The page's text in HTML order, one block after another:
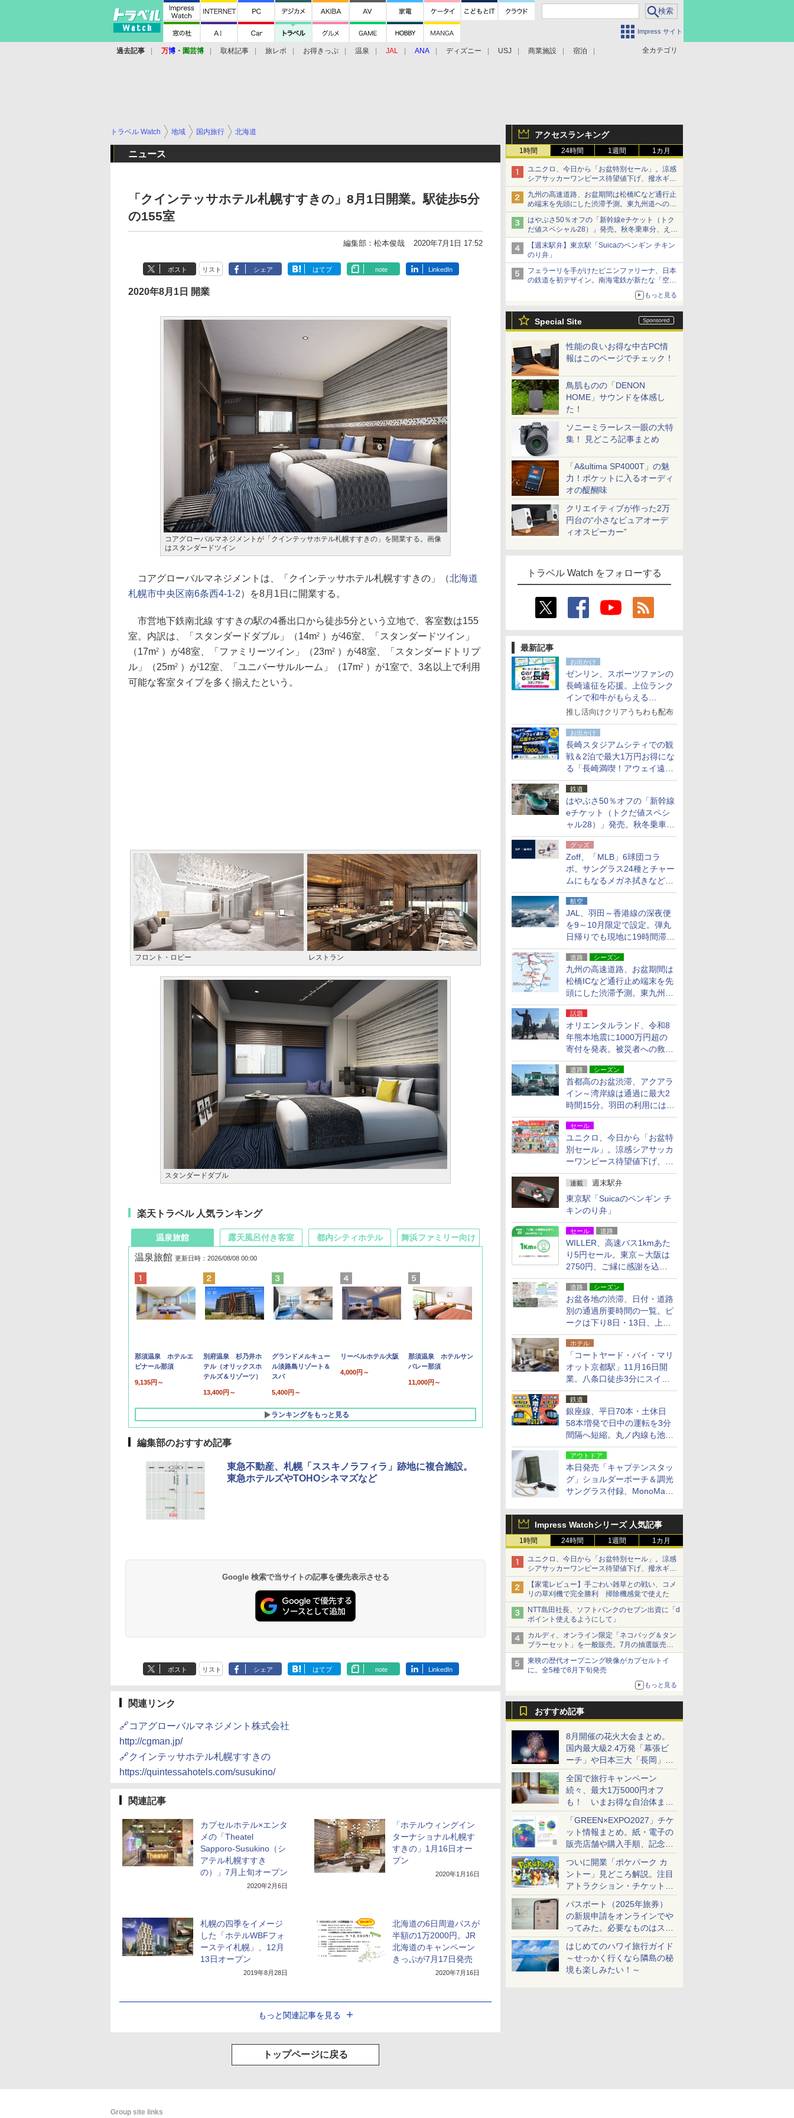
Impress サイト
全カテゴリ
過去記事 万博 ・ 園芸博 取材記事 旅レポ お得きっぷ 温泉 JAL ANA ディズニー USJ 商業施設 宿泊
アクセスランキング
1時間 24時間 1週間 1カ月
ユニクロ、今日から「お盆特別セール」。涼感
シアサッカーワンピース待望値下げ、撥水ギア
ショーツは1990円に
九州の高速道路、お盆期間は松橋ICなど通行止
め端末を先頭にした渋滞予測。東九州道への迂
回は料金調整を実施
はやぶさ50％オフの「新幹線eチケット（トク
だ値スペシャル28）」発売。秋冬乗車分、えき
ねっと限定
【週末駅弁】東京駅「Suicaのペンギン チキン
のり弁」
フェラーリを手がけたピニンファリーナ、日本
の鉄道を初デザイン。南海電鉄が新たな「空港
もっと見る
Special Site
性能の良いお得な中古PC情
報はこのページでチェック！
鳥肌ものの「DENON
HOME」サウンドを体感し
た！
ソニーミラーレス一眼の大特
集！ 見どころ記事まとめ
「A&ultima SP4000T」の魅
力！ポケットに入るオーディ
オの醍醐味
クリエイティブが作った2万
円台の“小さなピュアオーデ
ィオスピーカー”
トラベル Watch をフォローする
最新記事
お出かけ
ゼンリン、スポーツファンの
長崎遠征を応援。上位ランク
インで和牛がもらえる
「GO！GO！長崎スタンプラ
推し活向けクリアうちわも配布
お出かけ
長崎スタジアムシティでの観
戦＆2泊で最大1万円お得にな
る「長崎満喫！アウェイ遠征
応援キャンペーン」
鉄道
はやぶさ50％オフの「新幹線
eチケット（トクだ値スペシ
ャル28）」発売。秋冬乗車
分、えきねっと限定
グッズ
Zoff、「MLB」6球団コラ
ボ。サングラス24種とチャー
ムにもなるメガネ拭きなど雑
貨24種
航空
JAL、羽田～香港線の深夜便
を9～10月限定で設定。弾丸
日帰りでも現地に19時間滞在
できる
道路 シーズン
九州の高速道路、お盆期間は
松橋ICなど通行止め端末を先
頭にした渋滞予測。東九州道
への迂回は料金調整を実施
話題
オリエンタルランド、令和8
年熊本地震に1000万円超の
寄付を発表。被災者への救援
活動・復旧支援
道路 シーズン
首都高のお盆渋滞、アクアラ
イン～湾岸線は通過に最大2
時間15分。羽田の利用には
「空港西出口」の利用検討を
セール
ユニクロ、今日から「お盆特
別セール」。涼感シアサッカ
ーワンピース待望値下げ、撥
水ギアショーツは1990円に
連載 週末駅弁
東京駅「Suicaのペンギン チ
キンのり弁」
セール 道路
WILLER、高速バス1kmあた
り5円セール。東京～大阪は
2750円、ご縁に感謝を込め
た20周年記念キャンペーン
道路 シーズン
お盆各地の渋滞、日付・道路
別の通過所要時間の一覧。ピ
ークは下り8日・13日、上り
14日・15日
ホテル
「コートヤード・バイ・マリ
オット京都駅」11月16日開
業。八条口徒歩3分にスイー
ト含む全270室、ダイニング
も併設
鉄道
銀座線、平日70本・土休日
58本増発で日中の運転を3分
間隔へ短縮。丸ノ内線も池袋
～中野坂上を4分間隔に
アウトドア
本日発売「キャプテンスタッ
グ」ショルダーポーチ＆調光
サングラス付録、MonoMax
Impress Watchシリーズ 人気記事
1時間 24時間 1週間 1カ月
ユニクロ、今日から「お盆特別セール」。涼感
シアサッカーワンピース待望値下げ、撥水ギア
ショーツは1990円に
【家電レビュー】手ごわい雑草との戦い、コメ
リの草刈機で完全勝利 掃除機感覚で使えた
NTT島田社長、ソフトバンクのセブン出資に「d
ポイント使えるようにして」
カルディ、オンライン限定「ネコバッグ＆タン
ブラーセット」を一般販売。7月の抽選販売の
当選無効分
東映の歴代オープニング映像がカプセルトイ
に。全5種で8月下旬発売
もっと見る
おすすめ記事
8月開催の花火大会まとめ。
国内最大級2.4万発「幕張ビ
ーチ」や日本三大「長岡」な
ど大型イベント目白押し！
全国で旅行キャンペーン
続々、最大1万5000円オフ
も！ いまお得な自治体まと
め
「GREEN×EXPO2027」チケ
ット情報まとめ。紙・電子の
販売店舗や購入手順、記念チ
ケットも解説
ついに開業「ポケパーク カ
ントー」見どころ解説。注目
アトラクション・チケット手
配・来場前に必要な準備は？
パスポート（2025年旅券）
の新規申請をオンラインでや
ってみた。必要なものはスマ
ホとマイナカードのみ
はじめてのハワイ旅行ガイド
～せっかく行くなら隣島の秘
境も楽しみたい！～
トラベル Watch 地域 国内旅行 北海道
ニュース
「クインテッサホテル札幌すすきの」8月1日開業。駅徒歩5分
の155室
編集部：松本俊哉 2020年7月1日 17:52
ポスト リスト シェア はてブ note LinkedIn
2020年8月1日 開業
コアグローバルマネジメントが「クインテッサホテル札幌すすきの」を開業する。画像
はスタンダードツイン
コアグローバルマネジメントは、「クインテッサホテル札幌すすきの」（北海道
札幌市中央区南6条西4-1-2）を8月1日に開業する。
市営地下鉄南北線 すすきの駅の4番出口から徒歩5分という立地で、客室数は155
室。内訳は、「スタンダードダブル」（14m2 ）が46室、「スタンダードツイン」
（17m2 ）が48室、「ファミリーツイン」（23m2 ）が48室、「スタンダードトリプ
ル」（25m2 ）が12室、「ユニバーサルルーム」（17m2 ）が1室で、3名以上で利用
可能な客室タイプを多く揃えたという。
フロント・ロビー レストラン
スタンダードダブル
楽天トラベル 人気ランキング
温泉旅館
温泉旅館 更新日時：2026/08/08 00:00
那須温泉 ホテルエ
ピナール那須
9,135円～
別府温泉 杉乃井ホ
テル（オリックスホ
テルズ＆リゾーツ）
13,400円～
グランドメルキュー
ル淡路島リゾート＆
スパ
5,400円～
リーベルホテル大阪
4,000円～
那須温泉 ホテルサン
バレー那須
11,000円～
ランキングをもっと見る
露天風呂付き客室
10,450円～
19,541円～
都内シティホテル 舞浜ファミリー向け
7,950円～
5,758円～
編集部のおすすめ記事
東急不動産、札幌「ススキノラフィラ」跡地に複合施設。
東急ホテルズやTOHOシネマズなど
Google 検索で当サイトの記事を優先表示させる
ポスト リスト シェア はてブ note LinkedIn
関連リンク
🔗コアグローバルマネジメント株式会社
http://cgman.jp/
🔗クインテッサホテル札幌すすきの
https://quintessahotels.com/susukino/
関連記事
カプセルホテル×エンタ
メの「Theatel
Sapporo-Susukino（シ
アテル札幌すすき
の）」7月上旬オープン
2020年2月6日
「ホテルウィングイン
ターナショナル札幌す
すきの」1月16日オー
プン
2020年1月16日
札幌の四季をイメージ
した「ホテルWBFフォ
ーステイ札幌」、12月
13日オープン
2019年8月28日
北海道の6日周遊パスが
半額の1万2000円。JR
北海道のキャンペーン
きっぷが7月17日発売
2020年7月16日
もっと関連記事を見る
トップページに戻る
Group site links